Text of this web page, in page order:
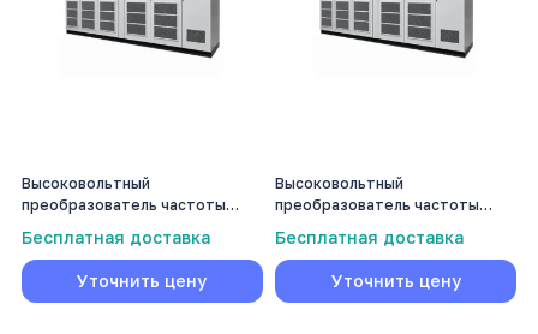
Высоковольтный
преобразователь частоты
Бесплатная доставка
Уточнить цену
Высоковольтный
преобразователь частоты
Бесплатная доставка
Уточнить цену